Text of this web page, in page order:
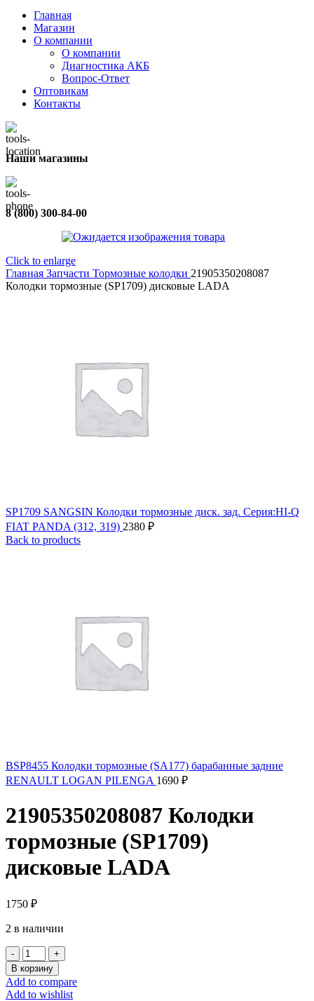
Главная
Магазин
О компании
О компании
Диагностика АКБ
Вопрос-Ответ
Оптовикам
Контакты
Наши магазины
8 (800) 300-84-00
Click to enlarge
Главная Запчасти Тормозные колодки 21905350208087
Колодки тормозные (SP1709) дисковые LADA
SP1709 SANGSIN Колодки тормозные диск. зад. Серия:HI-Q
FIAT PANDA (312, 319) 2380 ₽
Back to products
BSP8455 Колодки тормозные (SA177) барабанные задние
RENAULT LOGAN PILENGA 1690 ₽
21905350208087 Колодки
тормозные (SP1709)
дисковые LADA
1750 ₽
2 в наличии
Количество
товара
21905350208087
Колодки
В корзину
Add to compare
Add to wishlist